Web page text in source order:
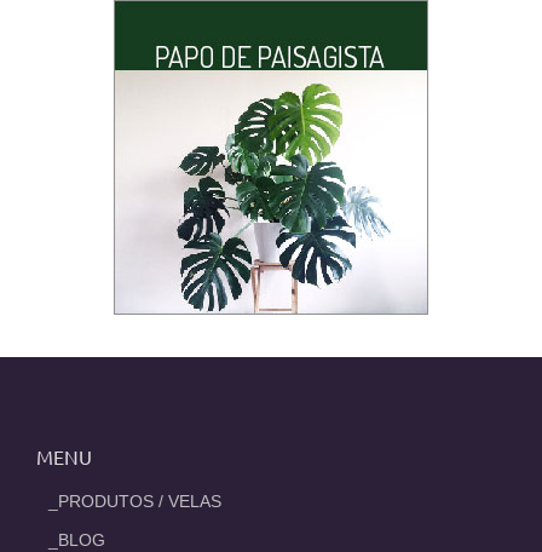
MENU
_PRODUTOS / VELAS
_BLOG